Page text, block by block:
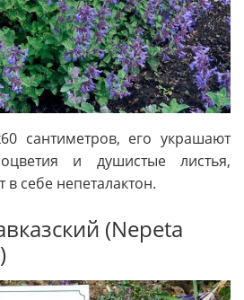
сантиметров, его украшают
и душистые листья,
себе непеталактон.
(Nepeta